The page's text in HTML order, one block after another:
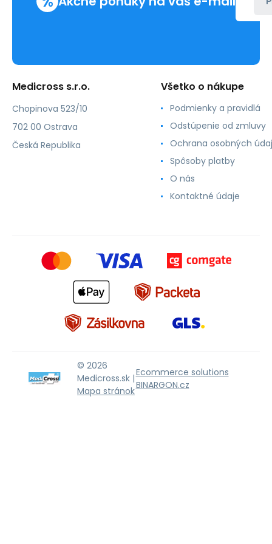
Medicross s.r.o.
Chopinova 523/10
702 00 Ostrava
Česká Republika
Všetko o nákupe
Podmienky a pravidlá
Odstúpenie od zmluvy
Ochrana osobných
Spôsoby platby
O nás
Kontaktné údaje
© 2026
Medicross.sk |
Mapa stránok
Ecommerce solutions
BINARGON.cz